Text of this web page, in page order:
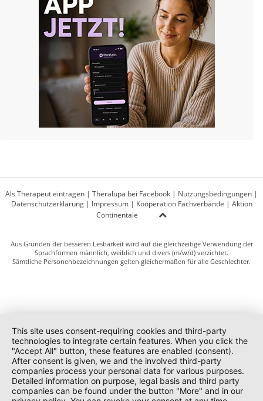
Als Therapeut eintragen | Theralupa bei Facebook | Nutzungsbedingungen |
Datenschutzerklärung| Impressum| Kooperation Fachverbände | Aktion
Continentale
Aus Gründen der besseren Lesbarkeit wird auf die gleichzeitige Verwendung der
Sprachformen männlich, weiblich und divers (m/w/d) verzichtet.
Sämtliche Personenbezeichnungen gelten gleichermaßen für alle Geschlechter.
This site uses consent-requiring cookies and third-party
technologies to integrate certain features. When you click the
"Accept All" button, these features are enabled (consent).
After consent is given, we and the involved third-party
companies process your personal data for various purposes.
Detailed information on purpose, legal basis and third party
companies can be found under the button "More" and in our